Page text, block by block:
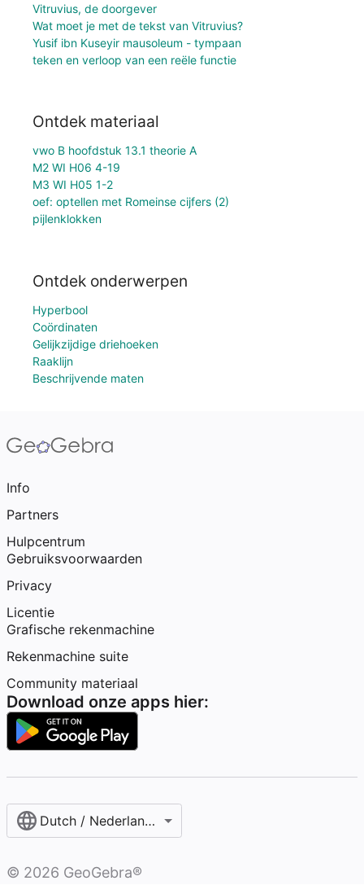
Vitruvius, de doorgever
Wat moet je met de tekst van Vitruvius?
Yusif ibn Kuseyir mausoleum - tympaan
teken en verloop van een reële functie
Ontdek materiaal
vwo B hoofdstuk 13.1 theorie A
M2 WI H06 4-19
M3 WI H05 1-2
oef: optellen met Romeinse cijfers (2)
pijlenklokken
Ontdek onderwerpen
Hyperbool
Coördinaten
Gelijkzijdige driehoeken
Raaklijn
Beschrijvende maten
Info
Partners
Hulpcentrum
Gebruiksvoorwaarden
Privacy
Licentie
Grafische rekenmachine
Rekenmachine suite
Community materiaal
Download onze apps hier:
Dutch / Nederlands‎ (België)‎
© 2026 GeoGebra®